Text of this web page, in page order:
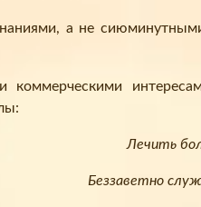
а не
Лечить
Беззаветно